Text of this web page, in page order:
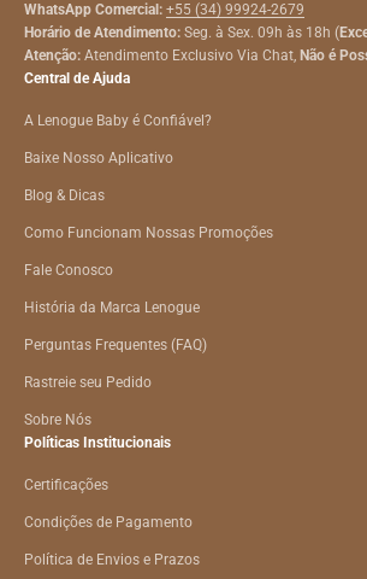
WhatsApp Comercial: +55 (34) 99924-2679
Horário de Atendimento: Seg. à Sex. 09h às 18h (
Atenção: Atendimento Exclusivo Via Chat, Não é
Central de Ajuda
A Lenogue Baby é Confiável?
Baixe Nosso Aplicativo
Blog & Dicas
Como Funcionam Nossas Promoções
Fale Conosco
História da Marca Lenogue
Perguntas Frequentes (FAQ)
Rastreie seu Pedido
Sobre Nós
Políticas Institucionais
Certificações
Condições de Pagamento
Política de Envios e Prazos